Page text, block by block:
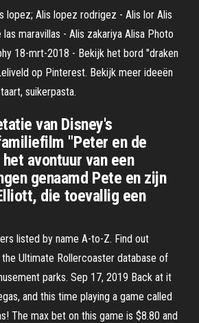
lopez; Alis lopez rodrigez - Alis lor Alis
maravillas - Alis zakariya Alisa Photo
18-mrt-2018 - Bekijk het bord "draken
op Pinterest. Bekijk meer ideeën
suikerpasta.
van Disney's
"Peter en de
avontuur van een
genaamd Pete en zijn
die toevallig een
listed by name A-to-Z. Find out
Ultimate Rollercoaster database of
parks. Sep 17, 2019 Back at it
and this time playing a game called
The max bet on this game is $8.80 and